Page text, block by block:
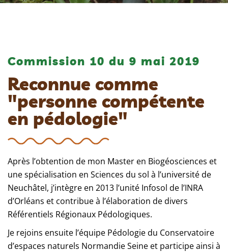
Commission 10 du 9 mai 2019
Reconnue comme
"personne compétente
en pédologie"
Après l’obtention de mon Master en Biogéosciences et
une spécialisation en Sciences du sol à l’université de
Neuchâtel, j’intègre en 2013 l’unité Infosol de l’INRA
d’Orléans et contribue à l’élaboration de divers
Référentiels Régionaux Pédologiques.
Je rejoins ensuite l’équipe Pédologie du Conservatoire
d’espaces naturels Normandie Seine et participe ainsi à